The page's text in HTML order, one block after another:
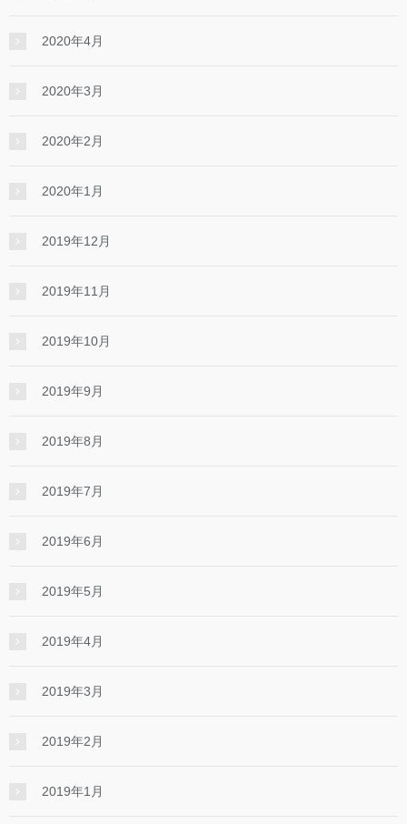
2020年4月
2020年3月
2020年2月
2020年1月
2019年12月
2019年11月
2019年10月
2019年9月
2019年8月
2019年7月
2019年6月
2019年5月
2019年4月
2019年3月
2019年2月
2019年1月